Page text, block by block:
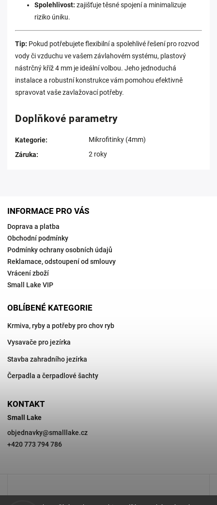
Spolehlivost: zajišťuje těsné spojení a minimalizuje
riziko úniku.
Tip: Pokud potřebujete flexibilní a spolehlivé řešení pro rozvod
vody či vzduchu ve vašem závlahovém systému, plastový
nástrčný kříž 4 mm je ideální volbou. Jeho jednoduchá
instalace a robustní konstrukce vám pomohou efektivně
spravovat vaše zavlažovací potřeby.
Doplňkové parametry
Kategorie:
Mikrofitinky (4mm)
Záruka: 2 roky
INFORMACE PRO VÁS
Doprava a platba
Obchodní podmínky
Podmínky ochrany osobních údajů
Reklamace, odstoupení od smlouvy
Vrácení zboží
Small Lake VIP
OBLÍBENÉ KATEGORIE
Krmiva, ryby a potřeby pro chov ryb
Vysavače pro jezírka
Stavba zahradního jezírka
Čerpadla a čerpadlové šachty
KONTAKT
Small Lake
objednavky@smalllake.cz
+420 773 794 786